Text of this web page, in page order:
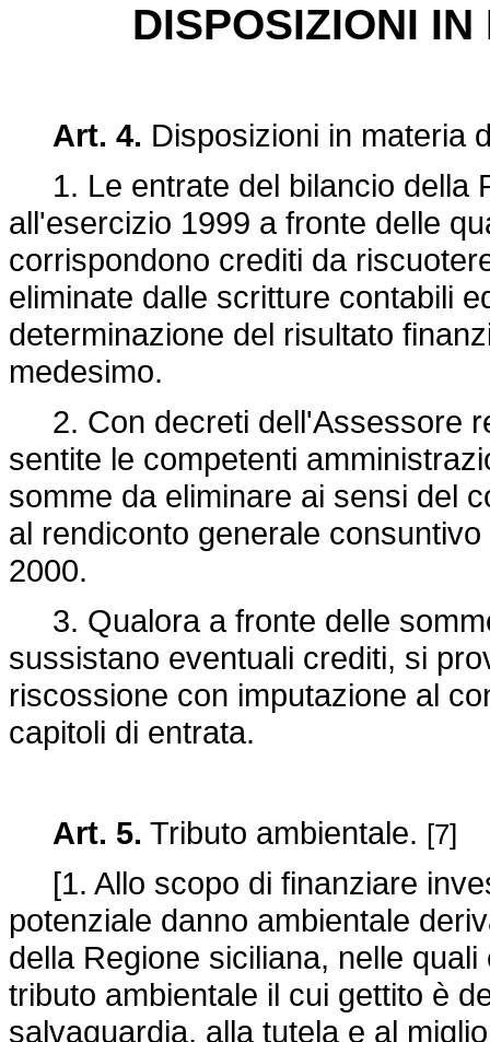
DISPOSIZIONI
Art. 4. Disposizioni in materia
1. Le entrate del bilancio della
all'esercizio 1999 a fronte delle
corrispondono crediti da
eliminate dalle scritture contabili
determinazione del risultato
medesimo.
2. Con decreti dell'Assessore
sentite le competenti
somme da eliminare ai sensi del
al rendiconto generale
2000.
3. Qualora a fronte delle
sussistano eventuali crediti, si
riscossione con imputazione al
capitoli di entrata.
Art. 5. Tributo ambientale. [7]
[1. Allo scopo di finanziare
potenziale danno ambientale
della Regione siciliana, nelle
tributo ambientale il cui gettito è
salvaguardia, alla tutela e al